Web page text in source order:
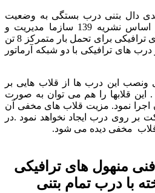
دال بتنی درب بستگی به وضعیت
ترافیک روی درب دارد . بر اساس نشریه 139 سازما مدیریت و
برنامه ریزی کشور ، درب های ترافیکی برای تحمل بار متمرکز 8 تن
های ترافیکی با دو شبکه آرماتور
این درب ها از قلاب هایی بر
قلابها را هم می توان به صورت
نمود. مزیت قلاب های مخفی آن
بر روی درب ایجاد نخواهد نمود .در
قلاب مخفی دیده می شود.
منهول های ترافیکی
با درب تمام بتنی